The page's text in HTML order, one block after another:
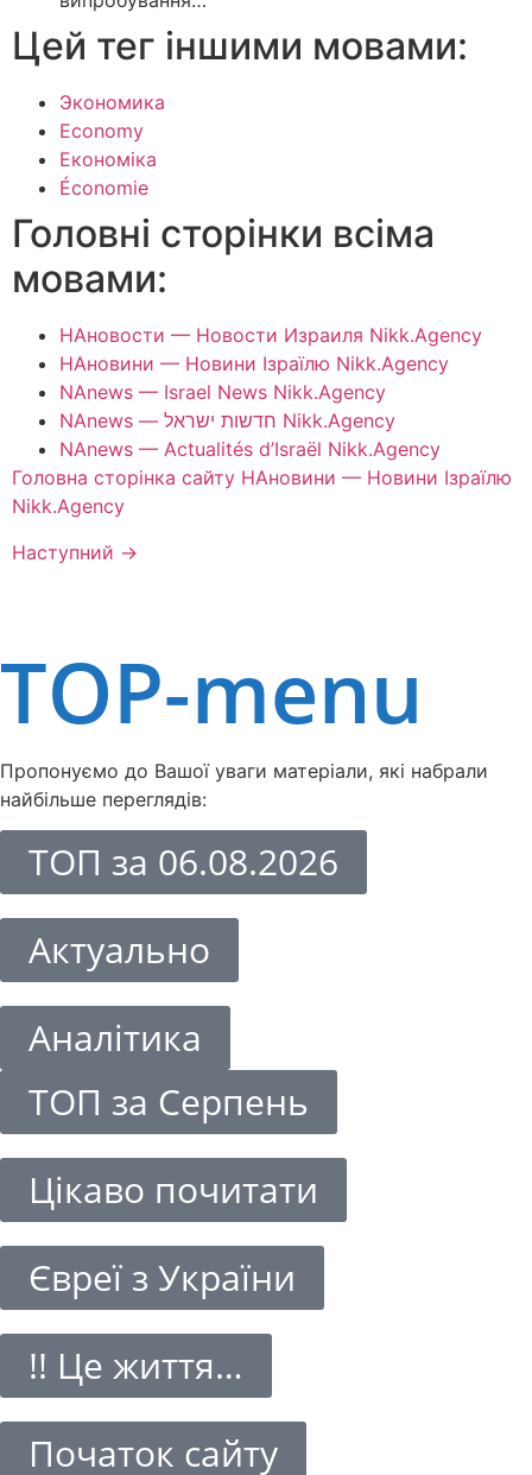
Цей тег іншими мовами:
Экономика
Economy
Економіка
Économie
Головні сторінки всіма
мовами:
НАновости — Новости Израиля Nikk.Agency
НАновини — Новини Ізраїлю Nikk.Agency
NAnews — Israel News Nikk.Agency
NAnews — חדשות ישראל Nikk.Agency
NAnews — Actualités d’Israël Nikk.Agency
Головна сторінка сайту НАновини — Новини Ізраїлю
Nikk.Agency
Наступний →
TOP-menu
Пропонуємо до Вашої уваги матеріали, які набрали
найбільше переглядів:
ТОП за 06.08.2026
Актуально
Аналітика
ТОП за Серпень
Цікаво почитати
Євреї з України
!! Це життя…
Початок сайту